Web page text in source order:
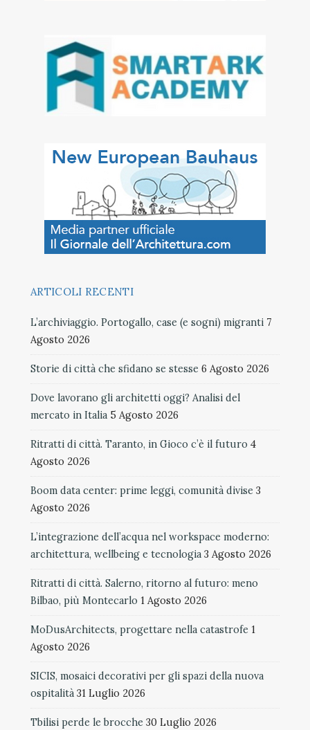
ARTICOLI RECENTI
L’archiviaggio. Portogallo, case (e sogni) migranti 7
Agosto 2026
Storie di città che sfidano se stesse 6 Agosto 2026
Dove lavorano gli architetti oggi? Analisi del
mercato in Italia 5 Agosto 2026
Ritratti di città. Taranto, in Gioco c’è il futuro 4
Agosto 2026
Boom data center: prime leggi, comunità divise 3
Agosto 2026
L’integrazione dell’acqua nel workspace moderno:
architettura, wellbeing e tecnologia 3 Agosto 2026
Ritratti di città. Salerno, ritorno al futuro: meno
Bilbao, più Montecarlo 1 Agosto 2026
MoDusArchitects, progettare nella catastrofe 1
Agosto 2026
SICIS, mosaici decorativi per gli spazi della nuova
ospitalità 31 Luglio 2026
Tbilisi perde le brocche 30 Luglio 2026